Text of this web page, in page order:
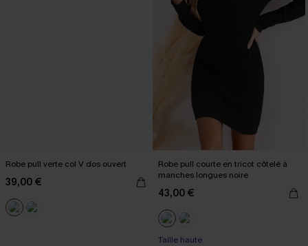
Robe pull verte col V dos ouvert
39,00 €
Robe pull courte en tricot côtelé à
manches longues noire
43,00 €
Taille haute